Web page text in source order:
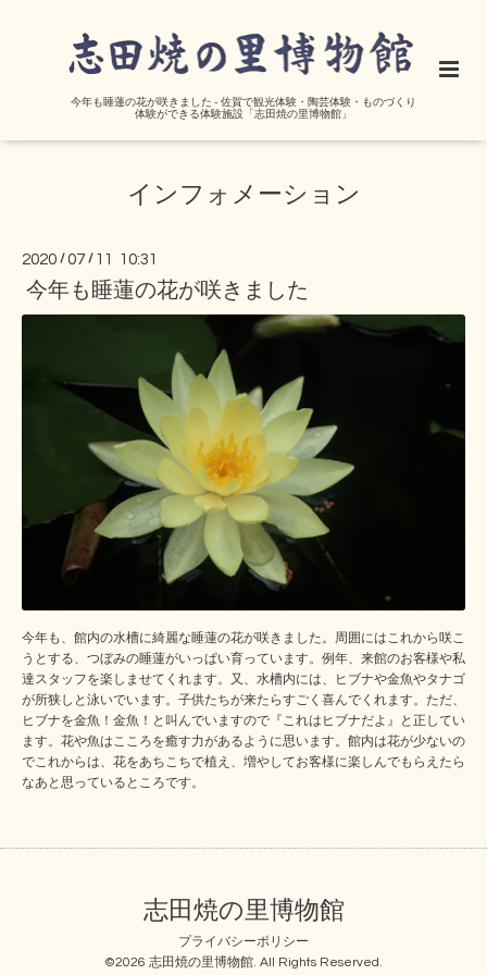
今年も睡蓮の花が咲きました - 佐賀で観光体験・陶芸体験・ものづくり
体験ができる体験施設「志田焼の里博物館」
インフォメーション
2020 /07 / 11 10:31
今年も睡蓮の花が咲きました
今年も、館内の水槽に綺麗な睡蓮の花が咲きました。周囲にはこれから咲こ
うとする、つぼみの睡蓮がいっぱい育っています。例年、来館のお客様や私
達スタッフを楽しませてくれます。又、水槽内には、ヒブナや金魚やタナゴ
が所狭しと泳いでいます。子供たちが来たらすごく喜んでくれます。ただ、
ヒブナを金魚！金魚！と叫んでいますので『これはヒブナだよ』と正してい
ます。花や魚はこころを癒す力があるように思います。館内は花が少ないの
でこれからは、花をあちこちで植え、増やしてお客様に楽しんでもらえたら
なあと思っているところです。
志田焼の里博物館
プライバシーポリシー
©2026 志田焼の里博物館. All Rights Reserved.